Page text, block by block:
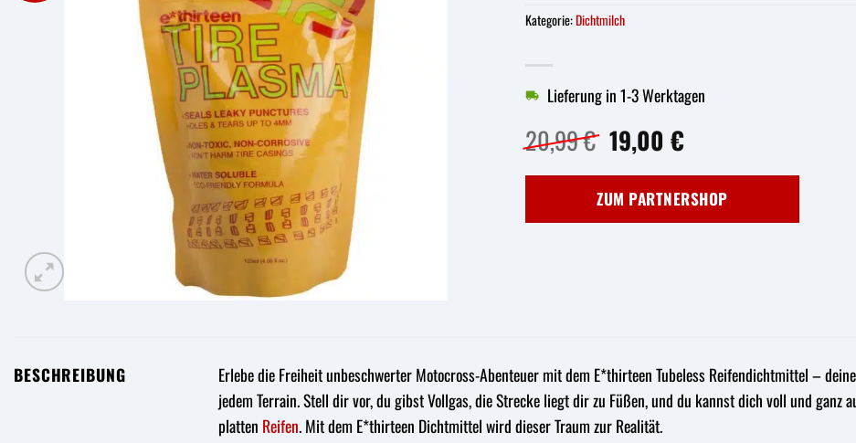
20,99€ Ursprünglicher
Preis
war:
20,99 €
19,00 €Aktueller
ist:
19,00 €.
Lieferung in 1-3 Werktagen
ZUM PARTNERSHOP
Kategorie:Dichtmilch
BESCHREIBUNG
Erlebe die Freiheit unbeschwerter Motocross-Abenteuer mit dem E*thirteen Tubeless Reifendichtmittel –
jedem Terrain. Stell dir vor, du gibst Vollgas, die Strecke liegt dir zu Füßen, und du kannst dich voll und ganz
platten Reifen. Mit dem E*thirteen Dichtmittel wird dieser Traum zur Realität.